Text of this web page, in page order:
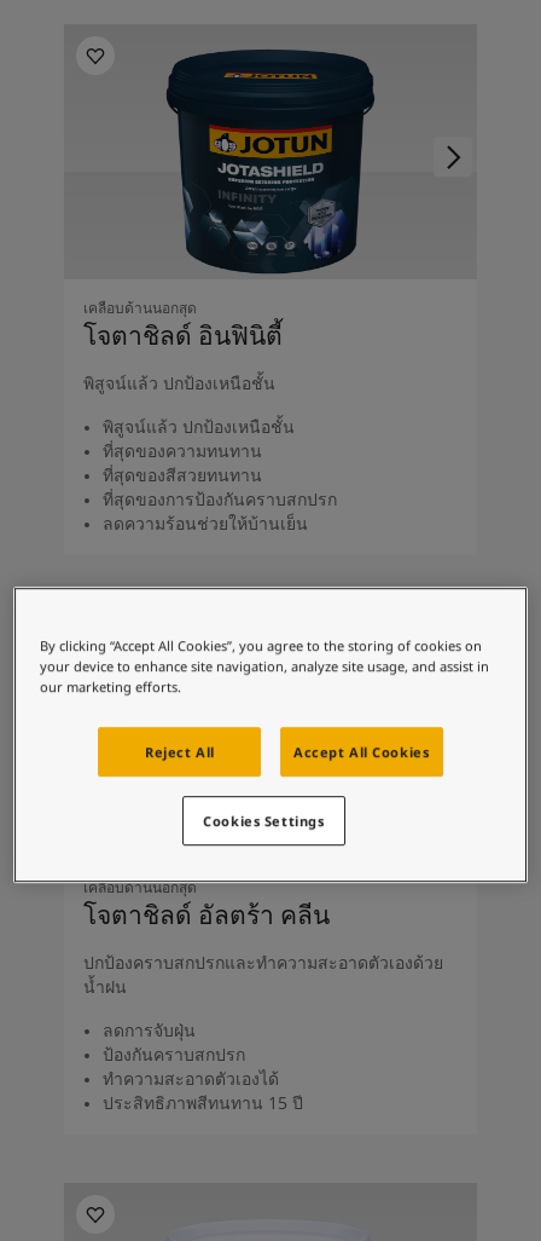
Soulful Spaces - คอลเลกชันสีใหม่ล่าสุดจากโจตัน
เคลือบด้านนอกสุด
โจตาชิลด์ อินฟินิตี้
พิสูจน์แล้ว ปกป้องเหนือชั้น
พิสูจน์แล้ว ปกป้องเหนือชั้น
ที่สุดของความทนทาน
ที่สุดของสีสวยทนทาน
ที่สุดของการป้องกันคราบสกปรก
ลดความร้อนช่วยให้บ้านเย็น
เคลือบด้านนอกสุด
โจตาชิลด์ อัลตร้า คลีน
ปกป้องคราบสกปรกและทำความสะอาดตัวเองด้วย
น้ำฝน
ลดการจับฝุ่น
ป้องกันคราบสกปรก
ทำความสะอาดตัวเองได้
ประสิทธิภาพสีทนทาน 15 ปี
By clicking “Accept All Cookies”, you agree to the storing of cookies on
your device to enhance site navigation, analyze site usage, and assist in
our marketing efforts.
Reject All Accept All Cookies
Cookies Settings